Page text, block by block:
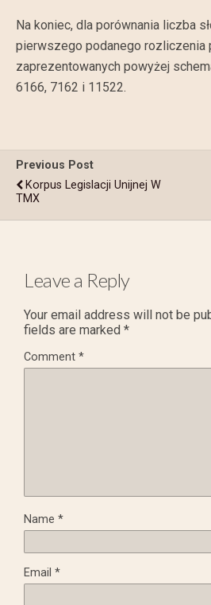
Na koniec, dla porównania liczba
pierwszego podanego rozliczenia
zaprezentowanych powyżej
6166, 7162 i 11522.
Previous Post
Korpus Legislacji Unijnej W
TMX
Leave a Reply
Your email address will not be
fields are marked *
Comment *
Name *
Email *